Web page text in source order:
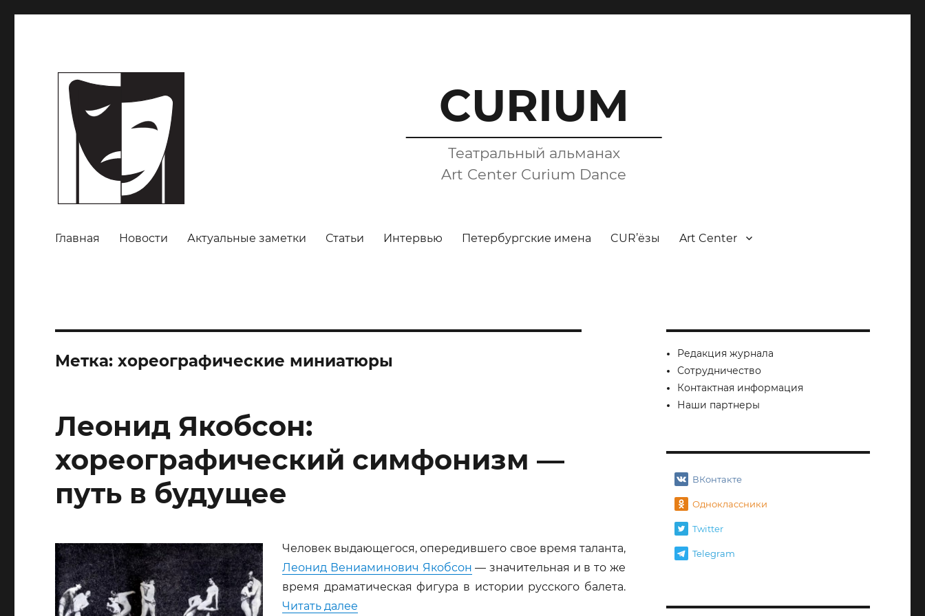
CURIUM
Театральный альманах
Art Center Curium Dance
Главная Новости Актуальные заметки Статьи Интервью Петербургские имена CUR’ёзы Art Center
Метка:хореографические миниатюры
Леонид Якобсон:
хореографический симфонизм —
путь в будущее
Человек выдающегося, опередившего свое время таланта,
Леонид Вениаминович Якобсон — значительная и в то же
время драматическая фигура в истории русского балета.
Читать далее «Леонид Якобсон: хореографический симфонизм — путь в будущее»
Редакция журнала
Сотрудничество
Контактная информация
Наши партнеры
ВКонтакте
Одноклассники
Twitter
Telegram